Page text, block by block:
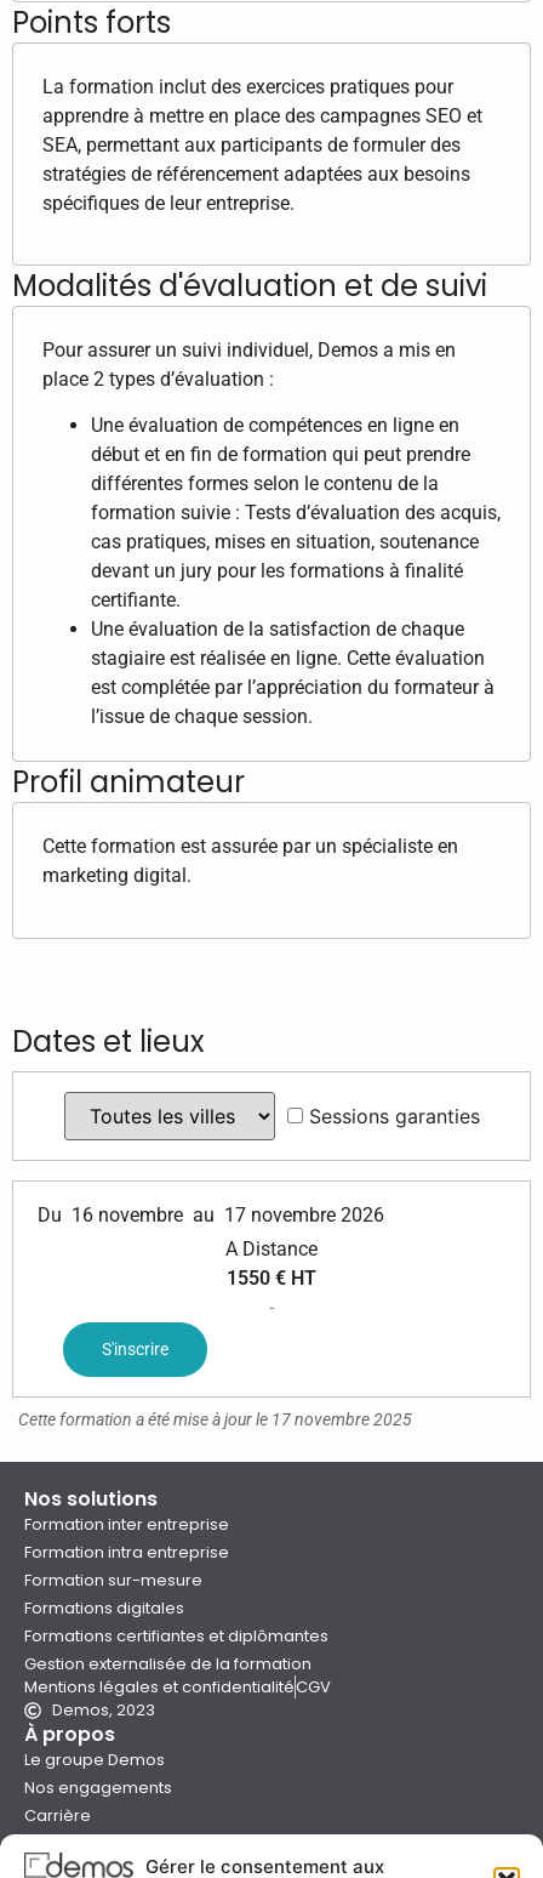
Gérer le consentement aux
Points forts
La formation inclut des exercices pratiques pour
apprendre à mettre en place des campagnes SEO et
SEA, permettant aux participants de formuler des
stratégies de référencement adaptées aux besoins
spécifiques de leur entreprise.
Modalités d'évaluation et de suivi
Pour assurer un suivi individuel, Demos a mis en
place 2 types d’évaluation :
Une évaluation de compétences en ligne en
début et en fin de formation qui peut prendre
différentes formes selon le contenu de la
formation suivie : Tests d’évaluation des acquis,
cas pratiques, mises en situation, soutenance
devant un jury pour les formations à finalité
certifiante.
Une évaluation de la satisfaction de chaque
stagiaire est réalisée en ligne. Cette évaluation
est complétée par l’appréciation du formateur à
l’issue de chaque session.
Profil animateur
Cette formation est assurée par un spécialiste en
marketing digital.
Dates et lieux
Sessions garanties
Du 16 novembre au 17 novembre 2026
A Distance
1550 € HT
-
S'inscrire
Cette formation a été mise à jour le 17 novembre 2025
Nos solutions
Formation inter entreprise
Formation intra entreprise
Formation sur-mesure
Formations digitales
Formations certifiantes et diplômantes
Gestion externalisée de la formation
Mentions légales et confidentialitéCGV
Demos, 2023
À propos
Le groupe Demos
Nos engagements
Carrière
Presse